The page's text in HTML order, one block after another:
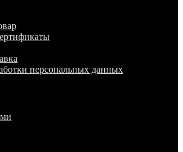
персональных данных